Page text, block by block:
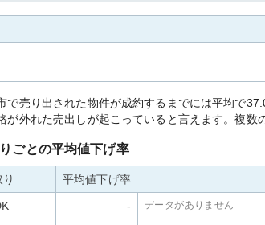
で売り出された物件が成約するまでには平均で
が外れた売出しが起こっていると言えます。複数
ごとの平均値下げ率
り 平均値下げ率
- データがありません